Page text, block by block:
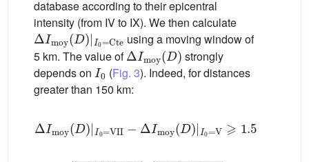
database according to their epicentral
intensity (from IV to IX). We then calculate
ΔImoy( D)|I0=Cte
using a moving window of
5 km. The value of
ΔImoy(D)
strongly
depends on
I0
(Fig. 3). Indeed, for distances
greater than 150 km:
ΔImoy(D)|I =VII Δ moy(D)|I0 =V ⩾1.5